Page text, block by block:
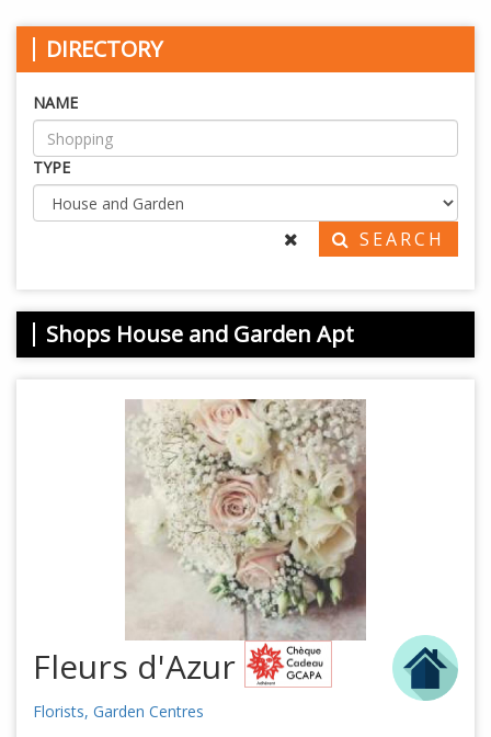
DIRECTORY
NAME
TYPE
SEARCH
Shops House and Garden Apt
Fleurs d'Azur
Florists, Garden Centres